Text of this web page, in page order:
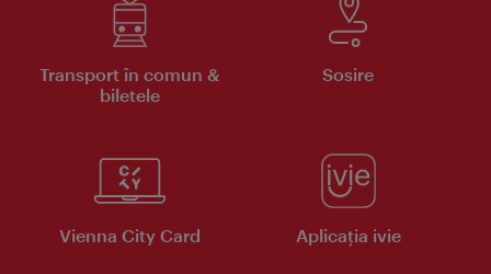
Transport în comun &
biletele
Sosire
Vienna City Card Aplicaţia ivie